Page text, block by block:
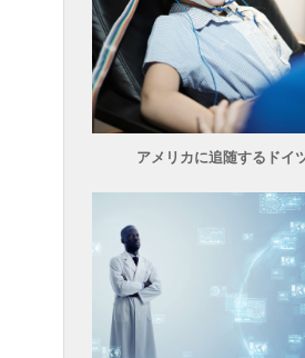
アメリカに追随するドイ